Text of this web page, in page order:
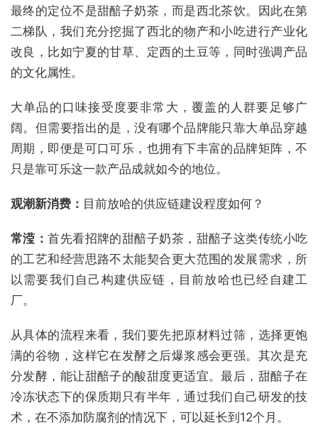
最终的定位不是甜醅子奶茶，而是西北茶饮。因此在第
二梯队，我们充分挖掘了西北的物产和小吃进行产业化
改良，比如宁夏的甘草、定西的土豆等，同时强调产品
的文化属性。
大单品的口味接受度要非常大，覆盖的人群要足够广
阔。但需要指出的是，没有哪个品牌能只靠大单品穿越
周期，即便是可口可乐，也拥有下丰富的品牌矩阵，不
只是靠可乐这一款产品成就如今的地位。
观潮新消费： 目前放哈的供应链建设程度如何？
常滢：首先看招牌的甜醅子奶茶，甜醅子这类传统小吃
的工艺和经营思路不太能契合更大范围的发展需求，所
以需要我们自己构建供应链，目前放哈也已经自建工
厂。
从具体的流程来看，我们要先把原材料过筛，选择更饱
满的谷物，这样它在发酵之后爆浆感会更强。其次是充
分发酵，能让甜醅子的酸甜度更适宜。最后，甜醅子在
冷冻状态下的保质期只有半年，通过我们自己研发的技
术，在不添加防腐剂的情况下，可以延长到12个月。